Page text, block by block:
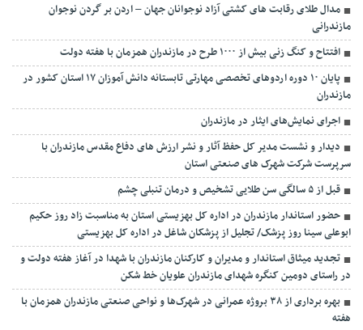
مدال طلای رقابت های کشتی آزاد نوجوانان جهان – اردن بر گردن نوجوان
مازندرانی
افتتاح و کنگ زنی بیش از ۱۰۰۰ طرح در مازندران همزمان با هفته دولت
پایان ۱۰ دوره اردوهای تخصصی مهارتی تابستانه دانش آموزان ۱۷ استان کشور در
مازندران
اجرای نمایش‌های ایثار در مازندران
دیدار و نشست مدیر کل حفظ آثار و نشر ارزش های دفاع مقدس مازندران با
سرپرست شرکت شهرک های صنعتی استان
قبل از ۵ سالگی سن طلایی تشخیص و درمان تنبلی چشم
حضور استاندار مازندران در اداره کل بهزیستی استان به مناسبت زاد روز حکیم
ابوعلی سینا روز پزشک/ تجلیل از پزشکان شاغل در اداره کل بهزیستی
تجدید میثاق استاندار و مدیران و کارکنان مازندران با شهدا در آغاز هفته دولت و
در راستای دومین کنگره شهدای مازندران علویان خط شکن
بهره برداری از ۳۸ بروژه عمرانی در شهرک‌ها و نواحی صنعتی مازندران همزمان با
هفته